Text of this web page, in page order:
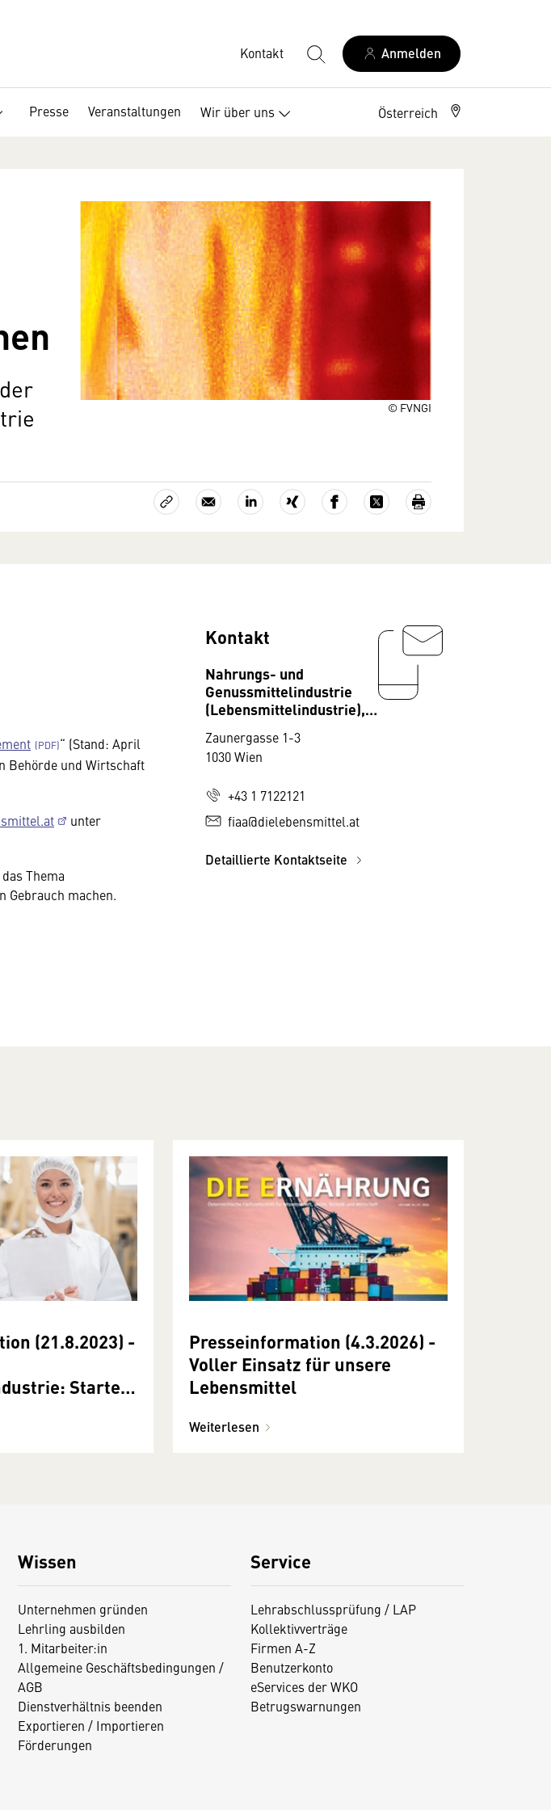
Kontakt Anmelden
Presse Veranstaltungen Wir über uns Österreich
© FVNGI
“ (Stand: April
Behörde und Wirtschaft
unter
Thema
Gebrauch machen.
Kontakt
Nahrungs- und
Genussmittelindustrie
(Lebensmittelindustrie),
Zaunergasse 1-3
1030 Wien
+43 1 7122121
fiaa@dielebensmittel.at
Detaillierte Kontaktseite
(21.8.2023) -
Starte
Presseinformation (4.3.2026) -
Voller Einsatz für unsere
Lebensmittel
Weiterlesen
Wissen
Unternehmen gründen
Lehrling ausbilden
1. Mitarbeiter:in
Allgemeine Geschäftsbedingungen /
AGB
Dienstverhältnis beenden
Exportieren / Importieren
Förderungen
Service
Lehrabschlussprüfung / LAP
Kollektivverträge
Firmen A-Z
Benutzerkonto
eServices der WKO
Betrugswarnungen